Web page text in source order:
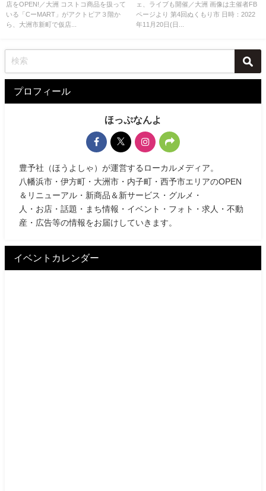
店をOPEN!／大洲 コストコ商品を扱って
いる「CーMART」がアクトピア３階か
ら、大洲市新町で仮店...
ェ、ライブも開催／大洲 画像は主催者FB
ページより 第4回ぬくもり市 日時：2022
年11月20日(日...
プロフィール
ほっぷなんよ
豊予社（ほうよしゃ）が運営するローカルメディア。
八幡浜市・伊方町・大洲市・内子町・西予市エリアのOPEN
＆リニューアル・新商品＆新サービス・グルメ・
人・お店・話題・まち情報・イベント・フォト・求人・不動
産・広告等の情報をお届けしていきます。
イベントカレンダー